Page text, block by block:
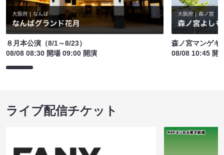
８月本公演（8/1～8/23）
08/08 08:30 開場 09:00 開演
森ノ宮マンゲキ
08/08 10:45 開
ライブ配信チケット